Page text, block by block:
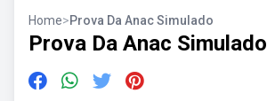
Home>Prova Da Anac Simulado
Prova Da Anac Simulado